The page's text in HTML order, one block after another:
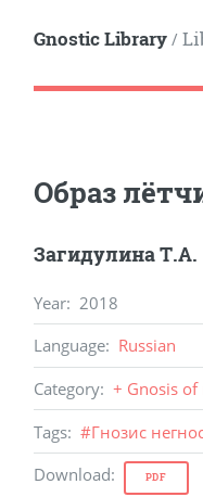
Gnostic Library/
Образ
Загидулина Т.А.
Year: 2018
Language: Russian
Category: + Gnosis
Tags: #Гнозис
Download: PDF
Toggle